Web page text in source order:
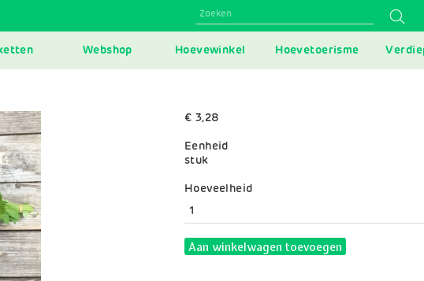
Webshop Hoevewinkel Hoevetoerisme
€ 3,28
Eenheid
stuk
Variaties
Hoeveelheid
Aan winkelwagen toevoegen